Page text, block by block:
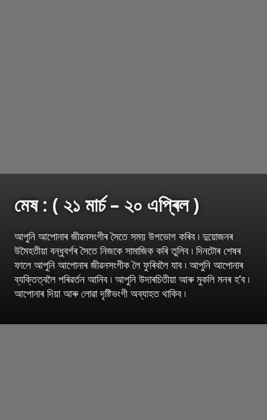
মেষ : ( ২১ মাৰ্চ – ২০ এপ্ৰিল )
আপুনি আপোনাৰ জীৱনসংগীৰ সৈতে সময় উপভোগ কৰিব ৷ দুয়োজনৰ
উমৈহতীয়া বন্ধুবৰ্গৰ সৈতে নিজকে সামাজিক কৰি তুলিব ৷ দিনটোৰ শেষৰ
ফালে আপুনি আপোনাৰ জীৱনসংগীক লৈ ফুৰিবলৈ যাব ৷ আপুনি আপোনাৰ
ব্যক্তিত্বলৈ পৰিৱৰ্তন আনিব ৷ আপুনি উদাৰচিতীয়া আৰু মুকলি মনৰ হ’ব ৷
আপোনাৰ দিয়া আৰু লোৱা দৃষ্টিভংগী অব্যাহত থাকিব ৷